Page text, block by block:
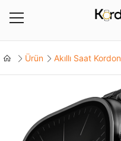
Ürün Akıllı Saat Kordon